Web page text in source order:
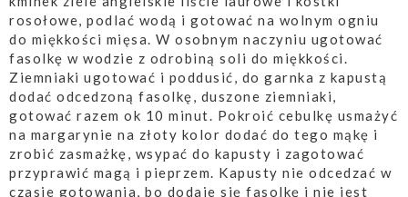
rosołowe, podlać wodą i gotować na wolnym ogniu
do miękkości mięsa. W osobnym naczyniu ugotować
fasolkę w wodzie z odrobiną soli do miękkości.
Ziemniaki ugotować i poddusić, do garnka z kapustą
dodać odcedzoną fasolkę, duszone ziemniaki,
gotować razem ok 10 minut. Pokroić cebulkę usmażyć
na margarynie na złoty kolor dodać do tego mąkę i
zrobić zasmażkę, wsypać do kapusty i zagotować
przyprawić magą i pieprzem. Kapusty nie odcedzać w
czasie gotowania, bo dodaje się fasolkę i nie jest